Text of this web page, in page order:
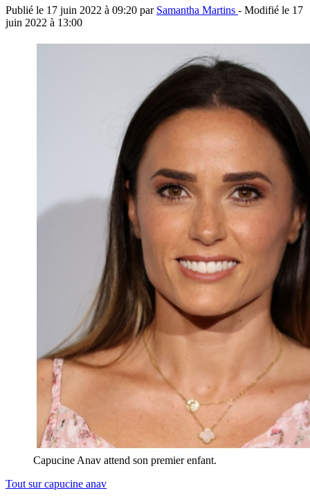
Publié le 17 juin 2022 à 09:20 par Samantha Martins - Modifié le 17
juin 2022 à 13:00
Capucine Anav attend son premier enfant.
Tout surcapucine anav